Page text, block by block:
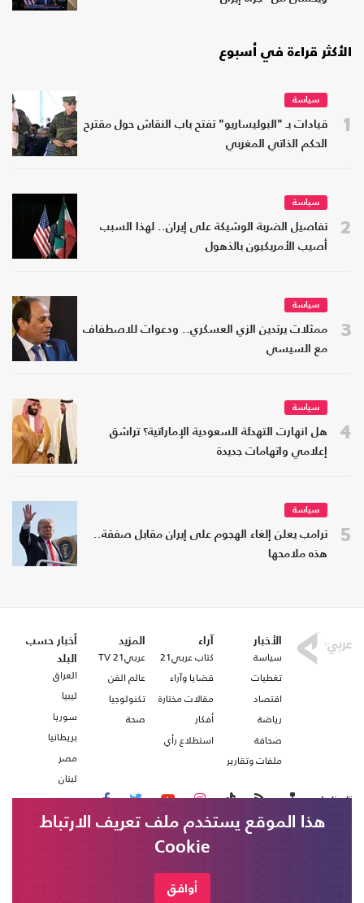
الأكثر قراءة في أسبوع
1
سياسة
قيادات بـ "البوليساريو" تفتح باب النقاش حول مقترح
الحكم الذاتي المغربي
2
سياسة
تفاصيل الضربة الوشيكة على إيران.. لهذا السبب
أصيب الأمريكيون بالذهول
3
سياسة
ممثلات يرتدين الزي العسكري.. ودعوات للاصطفاف
مع السيسي
4
سياسة
هل انهارت التهدئة السعودية الإماراتية؟ تراشق
إعلامي واتهامات جديدة
5
سياسة
ترامب يعلن إلغاء الهجوم على إيران مقابل صفقة..
هذه ملامحها
الأخبار
سياسة
تغطيات
اقتصاد
رياضة
صحافة
ملفات وتقارير
آراء
كتاب عربي21
قضايا وآراء
مقالات مختارة
أفكار
استطلاع رأي
المزيد
عربي21 TV
عالم الفن
تكنولوجيا
صحة
أخبار حسب
البلد
العراق
ليبيا
سوريا
بريطانيا
مصر
لبنان
تابعنا على
هذا الموقع يستخدم ملف تعريف الارتباط
Cookie
أوافق